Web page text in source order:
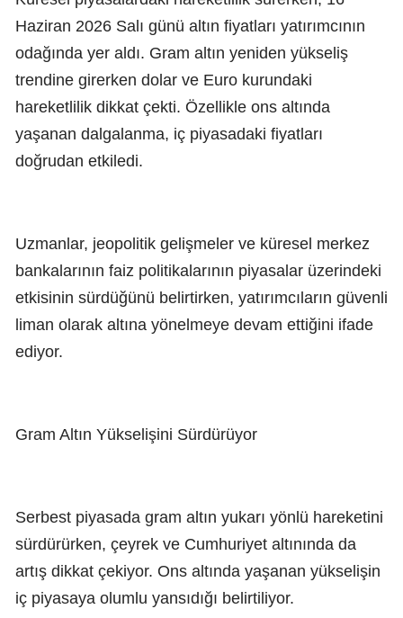
Haziran 2026 Salı günü altın fiyatları yatırımcının
odağında yer aldı. Gram altın yeniden yükseliş
trendine girerken dolar ve Euro kurundaki
hareketlilik dikkat çekti. Özellikle ons altında
yaşanan dalgalanma, iç piyasadaki fiyatları
doğrudan etkiledi.
Uzmanlar, jeopolitik gelişmeler ve küresel merkez
bankalarının faiz politikalarının piyasalar üzerindeki
etkisinin sürdüğünü belirtirken, yatırımcıların güvenli
liman olarak altına yönelmeye devam ettiğini ifade
ediyor.
Gram Altın Yükselişini Sürdürüyor
Serbest piyasada gram altın yukarı yönlü hareketini
sürdürürken, çeyrek ve Cumhuriyet altınında da
artış dikkat çekiyor. Ons altında yaşanan yükselişin
iç piyasaya olumlu yansıdığı belirtiliyor.